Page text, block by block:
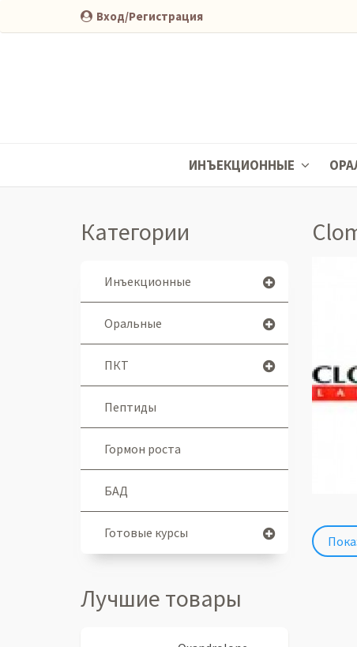
Вход/Регистрация
ИНЪЕКЦИОННЫЕ
Категории
Инъекционные
Оральные
ПКТ
Пептиды
Гормон роста
БАД
Готовые курсы
Лучшие товары